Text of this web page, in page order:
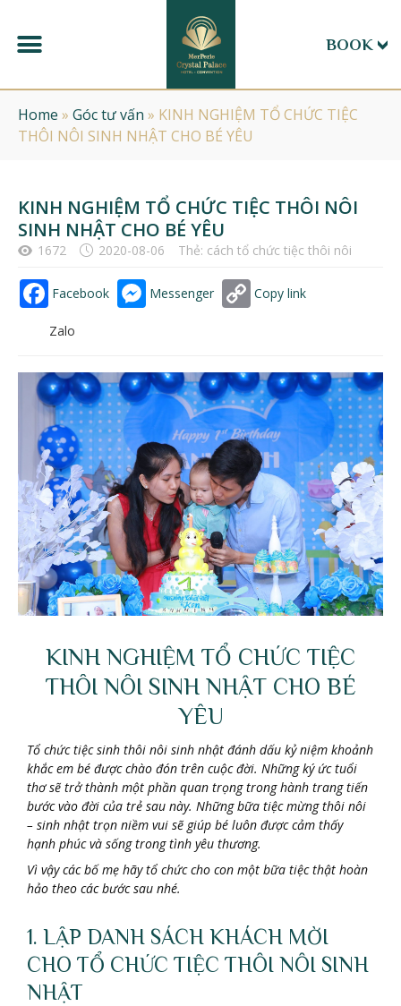
BOOK
Home » Góc tư vấn » KINH NGHIỆM TỔ CHỨC TIỆC
THÔI NÔI SINH NHẬT CHO BÉ YÊU
KINH NGHIỆM TỔ CHỨC TIỆC THÔI NÔI
SINH NHẬT CHO BÉ YÊU
1672 2020-08-06 Thẻ: cách tổ chức tiệc thôi nôi
Facebook Messenger Copy link
Zalo
KINH NGHIỆM TỔ CHỨC TIỆC
THÔI NÔI SINH NHẬT CHO BÉ
YÊU
Tổ chức tiệc sinh thôi nôi sinh nhật đánh dấu kỷ niệm khoảnh
khắc em bé được chào đón trên cuộc đời. Những ký ức tuổi
thơ sẽ trở thành một phần quan trọng trong hành trang tiến
bước vào đời của trẻ sau này. Những bữa tiệc mừng thôi nôi
– sinh nhật trọn niềm vui sẽ giúp bé luôn được cảm thấy
hạnh phúc và sống trong tình yêu thương.
Vì vậy các bố mẹ hãy tổ chức cho con một bữa tiệc thật hoàn
hảo theo các bước sau nhé.
1. LẬP DANH SÁCH KHÁCH MỜI
CHO TỔ CHỨC TIỆC THÔI NÔI SINH
NHẬT